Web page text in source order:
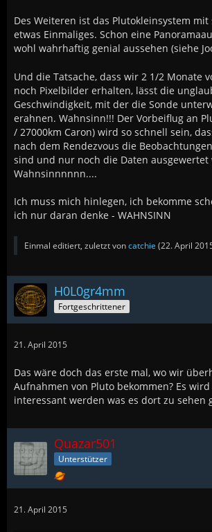
Des Weiteren ist das Plutokleinsystem
etwas Einmaliges. Schon eine
wohl wahrhaftig genial aussehen (siehe
Und die Tatsache, dass wir 2 1/2 Monate
noch Pixelbilder erhalten, lässt die
Geschwindigkeit, mit der die Sonde
erahnen. Wahnsinn!!! Der Vorbeiflug an
/ 27000km Caron) wird so schnell sein,
nach dem Rendezvous die
sind und nur noch die Daten ausgewertet
Wahnsinnnnnn....
Ich muss mich hinlegen, ich bekomme
ich nur daran denke - WAHNSINN
Einmal editiert, zuletzt voncatchie (22. April
H0L0gr4mm
Fortgeschrittener
21. April 2015
Das wäre doch das erste mal, wo wir
Aufnahmen von Pluto bekommen? Es
interessant werden was es dort zu sehen
Quazar501
Unterstützer
21. April 2015